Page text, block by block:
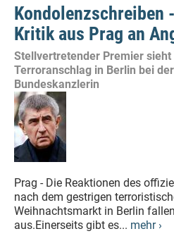
Kondolenzschreiben
Kritik aus Prag an
Stellvertretender Premier
Terroranschlag in Berlin bei
Bundeskanzlerin
Prag - Die Reaktionen des
nach dem gestrigen
Weihnachtsmarkt in Berlin
aus.Einerseits gibt es... mehr ›